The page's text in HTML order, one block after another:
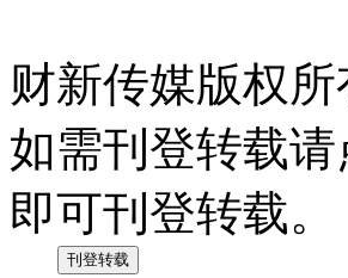
财新传媒版权所
如需刊登转载
即可刊登转载。